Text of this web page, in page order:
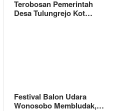
Terobosan Pemerintah
Desa Tulungrejo Kot…
Festival Balon Udara
Wonosobo Membludak,…